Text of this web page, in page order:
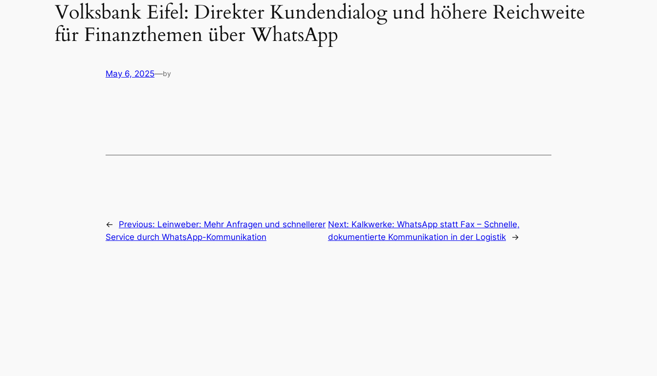
Volksbank Eifel: Direkter Kundendialog und höhere Reichweite
für Finanzthemen über WhatsApp
May 6, 2025—by
← Previous: Leinweber: Mehr Anfragen und schnellerer
Service durch WhatsApp-Kommunikation
Next: Kalkwerke: WhatsApp statt Fax – Schnelle,
dokumentierte Kommunikation in der Logistik
→